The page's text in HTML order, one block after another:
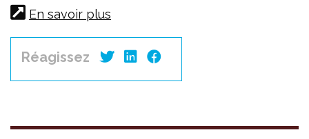
En savoir plus
Réagissez